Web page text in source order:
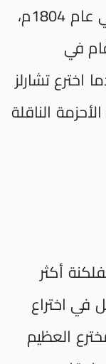
أحزمة النقل التي تعمل بالبخار في عام 1804م،
في
1844م، عندما اخترع تشارلز
الناقلة
أكثر
في اختراع
العظيم